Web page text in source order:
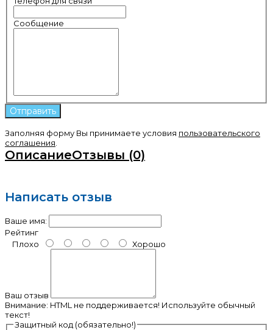
Сообщение
Заполняя форму Вы принимаете условия пользовательского
соглашения
ОписаниеОтзывы (0)
Написать отзыв
Ваше имя:
Рейтинг
Плохо
Хорошо
Ваш отзыв
Внимание: HTML не поддерживается! Используйте обычный
текст!
Защитный код (обязательно!)